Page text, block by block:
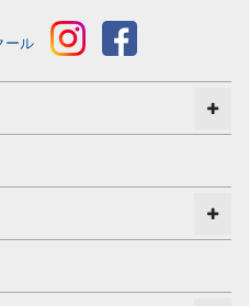
ール